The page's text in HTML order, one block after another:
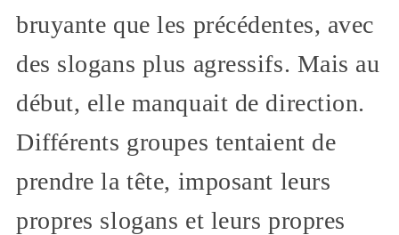
bruyante que les précédentes, avec
des slogans plus agressifs. Mais au
début, elle manquait de direction.
Différents groupes tentaient de
prendre la tête, imposant leurs
propres slogans et leurs propres